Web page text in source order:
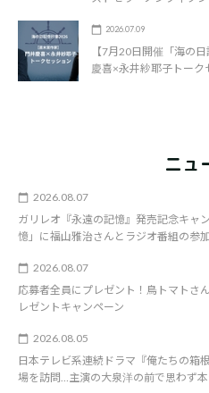
2026.07.09
【7月20日開催「海の
慶喜×永井紗耶子トーク
ニュ
2026.08.07
ガリレオ『永遠の記憶』発売記念キャ
憶」に福山雅治さんとラジオ番組の参
2026.08.07
応募者全員にプレゼント！鳥トマトさ
レゼントキャンペーン
2026.08.05
日本テレビ系連続ドラマ『俺たちの箱
場を訪問…主演の大泉洋の前で思わず